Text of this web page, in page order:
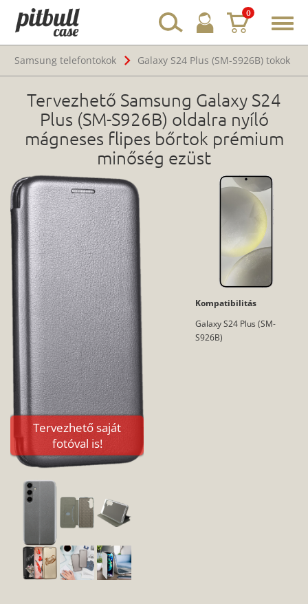
0
Samsung telefontokok
Galaxy S24 Plus (SM-S926B) tokok
Tervezhető Samsung Galaxy S24
Plus (SM-S926B) oldalra nyíló
mágneses flipes bőrtok prémium
minőség ezüst
Tervezhető saját
fotóval is!
Kompatibilitás
Galaxy S24 Plus (SM-
S926B)